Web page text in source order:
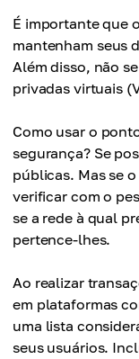
É importante que
mantenham seus
Além disso, não
privadas virtuais
Como usar o
segurança? Se
públicas. Mas se
verificar com o
se a rede à qual
pertence-lhes.
Ao realizar
em plataformas
uma lista
seus usuários.